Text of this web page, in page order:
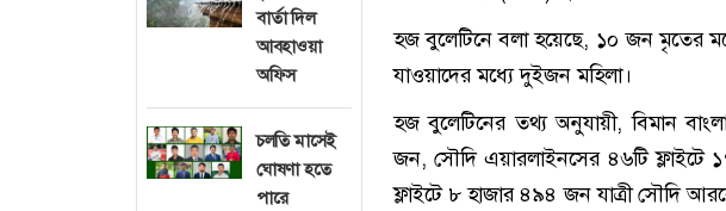
বার্তা দিল
আবহাওয়া
অফিস
চলতি মাসেই
ঘোষণা হতে
পারে
হজ বুলেটিনে বলা হয়েছে, ১০ জন মৃতের
যাওয়াদের মধ্যে দুইজন মহিলা।
হজ বুলেটিনের তথ্য অনুযায়ী, বিমান
জন, সৌদি এয়ারলাইনসের ৪৬টি ফ্লাইটে
ফ্লাইটে ৮ হাজার ৪৯৪ জন যাত্রী সৌদি